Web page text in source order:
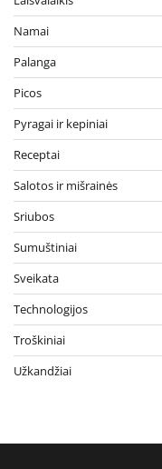
Namai
Palanga
Picos
Pyragai ir kepiniai
Receptai
Salotos ir mišrainės
Sriubos
Sumuštiniai
Sveikata
Technologijos
Troškiniai
Užkandžiai